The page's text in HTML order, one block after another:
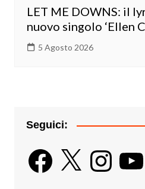
LET ME DOWNS: il
nuovo singolo ‘Ellen
5 Agosto 2026
Seguici:
Facebook
X Instagram